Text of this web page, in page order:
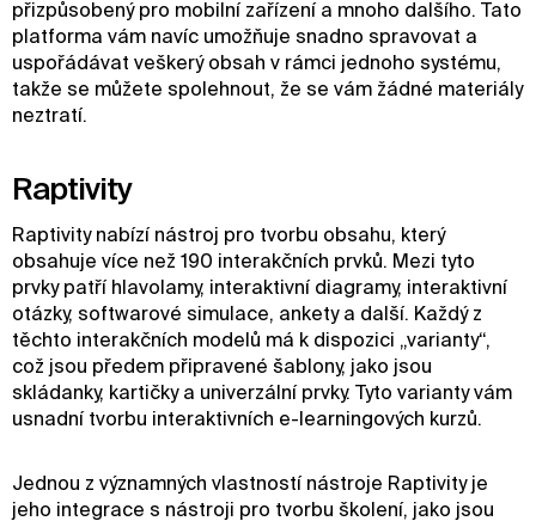
přizpůsobený pro mobilní zařízení a mnoho dalšího. Tato
platforma vám navíc umožňuje snadno spravovat a
uspořádávat veškerý obsah v rámci jednoho systému,
takže se můžete spolehnout, že se vám žádné materiály
neztratí.
Raptivity
Raptivity nabízí nástroj pro tvorbu obsahu, který
obsahuje více než 190 interakčních prvků. Mezi tyto
prvky patří hlavolamy, interaktivní diagramy, interaktivní
otázky, softwarové simulace, ankety a další. Každý z
těchto interakčních modelů má k dispozici „varianty“,
což jsou předem připravené šablony, jako jsou
skládanky, kartičky a univerzální prvky. Tyto varianty vám
usnadní tvorbu interaktivních e-learningových kurzů.
Jednou z významných vlastností nástroje Raptivity je
jeho integrace s nástroji pro tvorbu školení, jako jsou